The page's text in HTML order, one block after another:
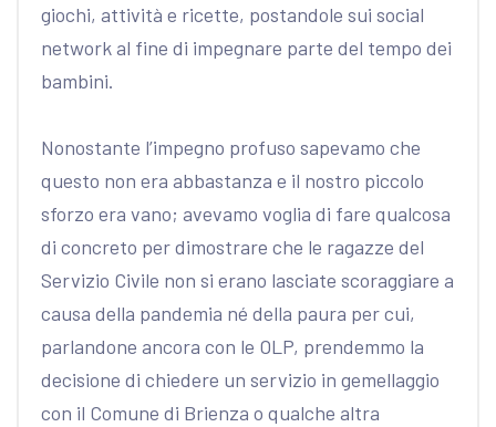
giochi, attività e ricette, postandole sui social
network al fine di impegnare parte del tempo dei
bambini.
Nonostante l’impegno profuso sapevamo che
questo non era abbastanza e il nostro piccolo
sforzo era vano; avevamo voglia di fare qualcosa
di concreto per dimostrare che le ragazze del
Servizio Civile non si erano lasciate scoraggiare a
causa della pandemia né della paura per cui,
parlandone ancora con le OLP, prendemmo la
decisione di chiedere un servizio in gemellaggio
con il Comune di Brienza o qualche altra